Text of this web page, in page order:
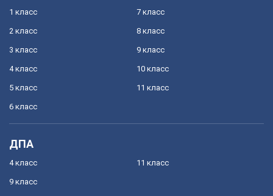
1 класс
2 класс
3 класс
4 класс
5 класс
6 класс
7 класс
8 класс
9 класс
10 класс
11 класс
ДПА
4 класс
9 класс
11 класс